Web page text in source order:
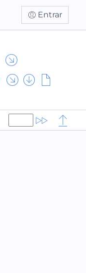
Entrar